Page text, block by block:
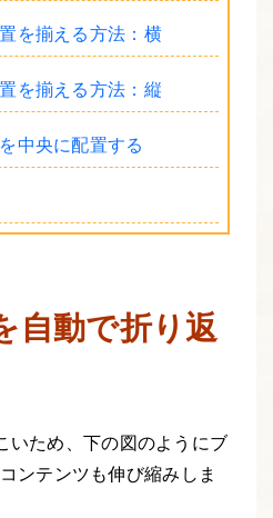
を揃える方法：横
を揃える方法：縦
中央に配置する
自動で折り返
いため、下の図のようにブ
ンテンツも伸び縮みしま